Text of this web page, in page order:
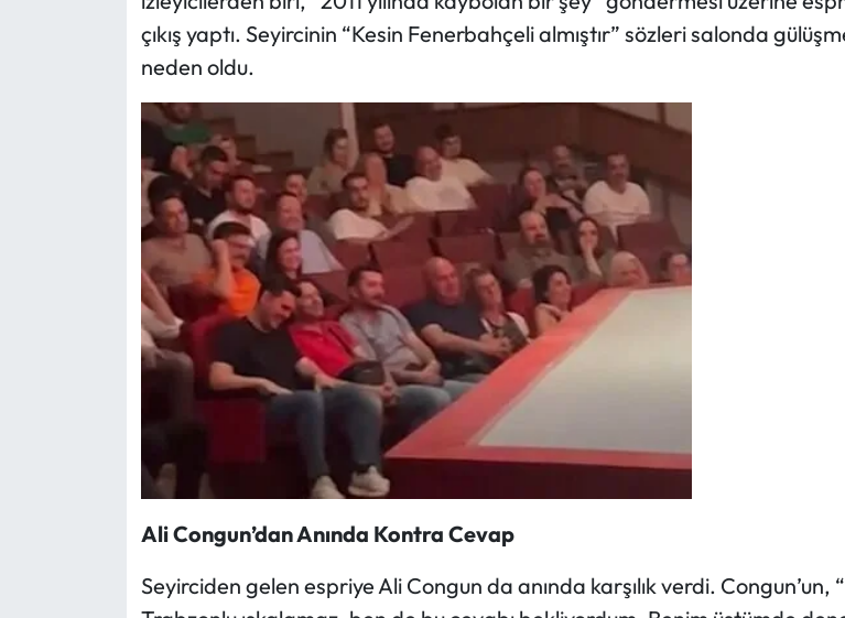
çıkış yaptı. Seyircinin “Kesin Fenerbahçeli almıştır” sözleri salonda
neden oldu.
Ali Congun’dan Anında Kontra Cevap
Seyirciden gelen espriye Ali Congun da anında karşılık verdi. Congun’un,